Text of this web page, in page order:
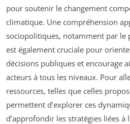
pour soutenir le changement
climatique. Une compréhension
sociopolitiques, notamment par le
est également cruciale pour
décisions publiques et encourage
acteurs à tous les niveaux. Pour
ressources, telles que celles
permettent d’explorer ces
d’approfondir les stratégies liées